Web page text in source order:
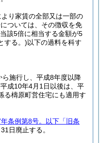
り家賃の全部又は一部の
ついては、その徴収を免
該5倍に相当する金額が5
する。)以下の過料を科す
施行し、平成8年度以降
成10年4月1日以後は、平
る檮原町営住宅にも適用す
条例第8号。以下「旧条
日廃止する。